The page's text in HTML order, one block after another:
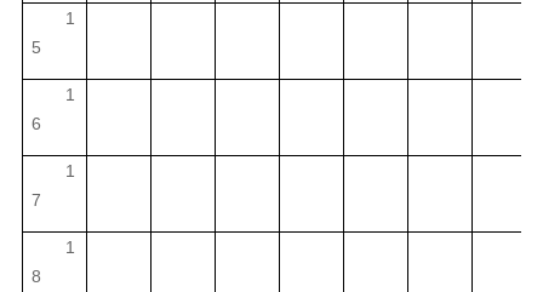
1
5
1
6
1
7
1
8